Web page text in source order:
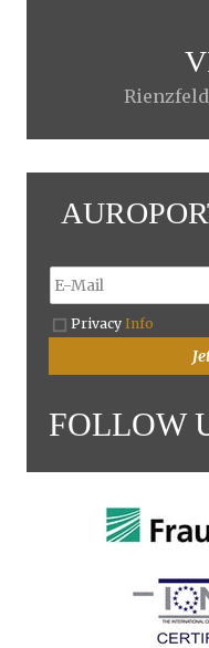
Privacy Info
FOLLOW